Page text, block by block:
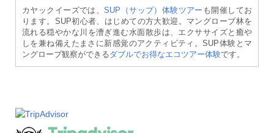
カヤックイーズでは、SUP（サップ）体験ツアー も開催してお
ります。SUP初心者、はじめての方大歓迎。マングローブ林を
流れる穏やかな川を漕ぎ進む水面散歩は、エクササイズと癒や
しを兼ね備えたまさに新感覚のアクティビティ。SUP体験とマ
ングローブ観察ができるダブルでお得なエコツアー体験です。